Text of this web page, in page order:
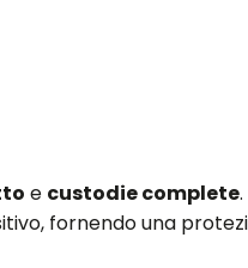
e custodie complete
fornendo una